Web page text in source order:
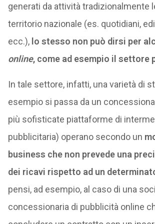
generati da attività tradizionalmente
territorio nazionale (es. quotidiani,
ecc.), lo stesso non può dirsi per
online, come ad esempio il settore
In tale settore, infatti, una varietà di
esempio si passa da un
più sofisticate piattaforme di
pubblicitaria) operano secondo un
business che non prevede una
dei ricavi rispetto ad un
pensi, ad esempio, al caso di una
concessionaria di pubblicità online